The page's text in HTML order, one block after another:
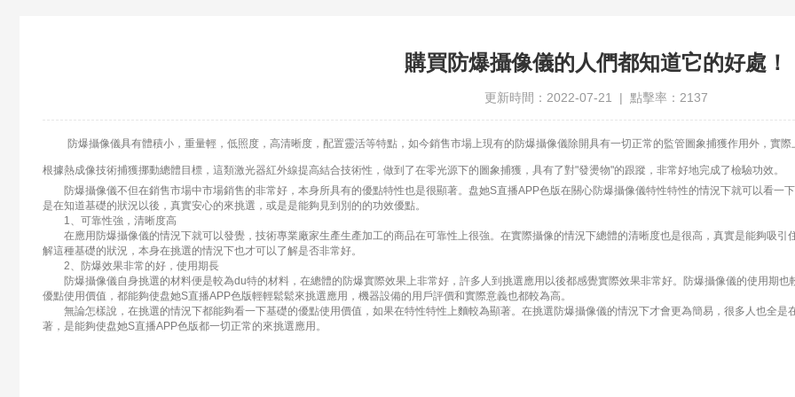
購買防爆攝像儀的人們都知道它的好處！
更新時間：2022-07-21 | 點擊率：2137
防爆攝像儀具有體積小，重量輕，低照度，高清晰度，配置靈活等特點，如今銷售市場上現有的防爆攝像儀除開具有一切正常的監管圖象捕獲作用外，實
根據熱成像技術捕獲挪動總體目標，這類激光器紅外線提高結合技術性，做到了在零光源下的圖象捕獲，具有了對"發燙物"的跟蹤，非常好地完成了檢驗功效。
防爆攝像儀不但在銷售市場中市場銷售的非常好，本身所具有的優點特性也是很顯著。盘她S直播APP色版在關心防爆攝像儀特性特性的情況下就可以看一
是在知道基礎的狀況以後，真實安心的來挑選，或是是能夠見到別的的功效優點。
1、可靠性強，清晰度高
在應用防爆攝像儀的情況下就可以發覺，技術專業廠家生產生產加工的商品在可靠性上很強。在實際攝像的情況下總體的清晰度也是很高，真實是能夠吸引
解這種基礎的狀況，本身在挑選的情況下也才可以了解是否非常好。
2、防爆效果非常的好，使用期長
防爆攝像儀自身挑選的材料便是較為du特的材料，在總體的防爆實際效果上非常好，許多人到挑選應用以後都感覺實際效果非常好。防爆攝像儀的使用期也
優點使用價值，都能夠使盘她S直播APP色版輕輕鬆鬆來挑選應用，機器設備的用戶評價和實際意義也都較為高。
無論怎樣說，在挑選的情況下都能夠看一下基礎的優點使用價值，如果在特性特性上麵較為顯著。在挑選防爆攝像儀的情況下才會更為簡易，很多人也全是
著，是能夠使盘她S直播APP色版都一切正常的來挑選應用。